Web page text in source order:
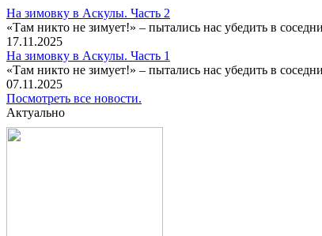
На зимовку в Аскулы. Часть 2
«Там никто не зимует!» – пытались нас убедить в
17.11.2025
На зимовку в Аскулы. Часть 1
«Там никто не зимует!» – пытались нас убедить в
07.11.2025
Посмотреть все новости.
Актуально